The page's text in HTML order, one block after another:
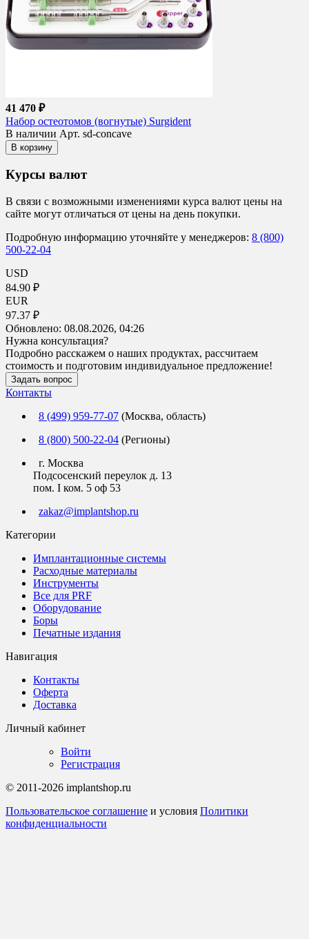
41 470 ₽
Набор остеотомов (вогнутые) Surgident
В наличии Арт. sd-concave
В корзину
Курсы валют
В связи с возможными изменениями курса валют цены на
сайте могут отличаться от цены на день покупки.
Подробную информацию уточняйте у менеджеров: 8 (800)
500-22-04
USD
84.90 ₽
EUR
97.37 ₽
Обновлено: 08.08.2026, 04:26
Нужна консультация?
Подробно расскажем о наших продуктах, рассчитаем
стоимость и подготовим индивидуальное предложение!
Задать вопрос
Контакты
8 (499) 959-77-07 (Москва, область)
8 (800) 500-22-04 (Регионы)
г. Москва
Подсосенский переулок д. 13
пом. I ком. 5 оф 53
zakaz@implantshop.ru
Категории
Имплантационные системы
Расходные материалы
Инструменты
Все для PRF
Оборудование
Боры
Печатные издания
Навигация
Контакты
Оферта
Доставка
Личный кабинет
Войти
Регистрация
© 2011-2026 implantshop.ru
Пользовательское соглашение и условия Политики
конфиденциальности